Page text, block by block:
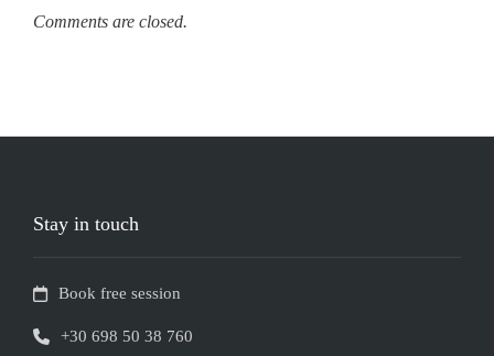
Comments are closed.
Stay in touch
Book free session
+30 698 50 38 760